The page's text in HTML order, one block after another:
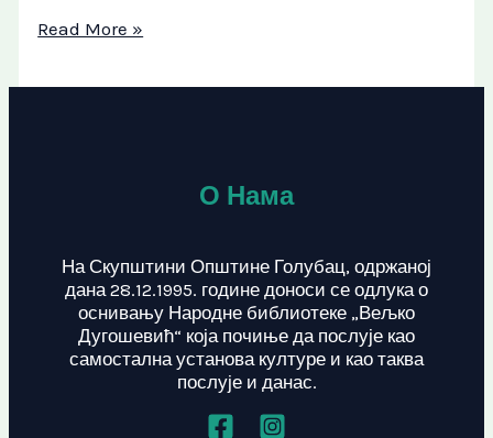
Read More »
О Нама
На Скупштини Општине Голубац, одржаној
дана 28.12.1995. године доноси се одлука о
оснивању Народне библиотеке „Вељко
Дугошевић“ која почиње да послује као
самостална установа културе и као таква
послује и данас.